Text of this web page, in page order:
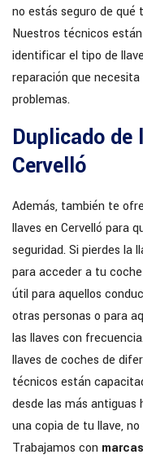
no estás seguro de qué
Nuestros técnicos
identificar el tipo de
reparación que
problemas.
Duplicado de
Cervelló
Además, también te
llaves en Cervelló para
seguridad. Si pierdes la
para acceder a tu
útil para aquellos
otras personas o para
las llaves con
llaves de coches de
técnicos están
desde las más antiguas
una copia de tu llave,
Trabajamos con